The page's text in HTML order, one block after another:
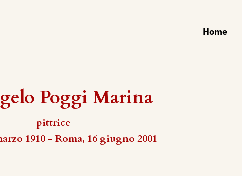
Home
Poggi Marina
pittrice
1910 - Roma, 16 giugno 2001